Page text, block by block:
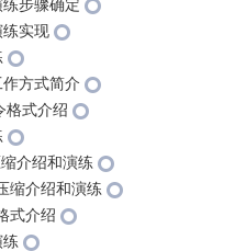
步骤确定
实现
方式简介
格式介绍
介绍和演练
缩介绍和演练
式介绍